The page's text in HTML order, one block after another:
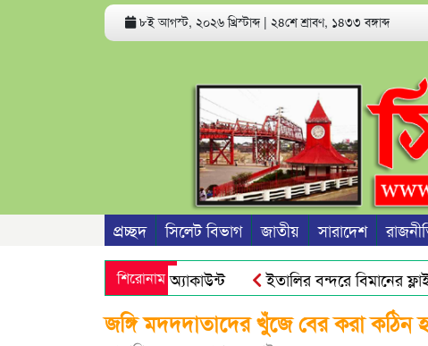
৮ই আগস্ট, ২০২৬ খ্রিস্টাব্দ | ২৪শে শ্রাবণ, ১৪৩৩ বঙ্গাব্দ
প্রচ্ছদ সিলেট বিভাগ জাতীয় সারাদেশ
শিরোনাম
পারে ফোন ও ব্যাংক অ্যাকাউন্ট ইতালির বন্দরে বিমানের
জনগণ আর ভয় পায়না : এড. জুবায়ের
তেল, গ্যাস, বিদ্যুৎ
জঙ্গি মদদদাতাদের খুঁজে বের করা কঠিন